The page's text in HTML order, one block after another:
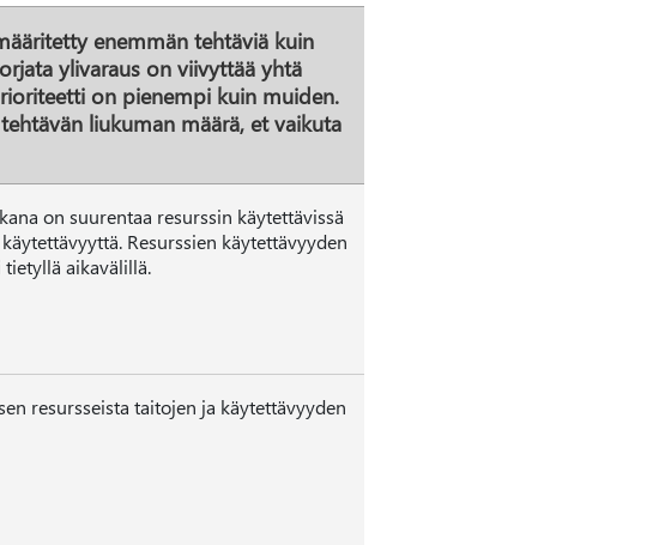
enemmän tehtäviä kuin
ylivaraus on viivyttää yhtä
on pienempi kuin muiden.
liukuman määrä, et vaikuta
on suurentaa resurssin käytettävissä
Resurssien käytettävyyden
aikavälillä.
resursseista taitojen ja käytettävyyden